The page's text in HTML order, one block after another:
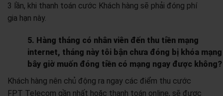
3 lần, khi thanh toán cước Khách hàng sẽ phải đóng phí
gia hạn này.
5. Hàng tháng có nhân viên đến thu tiền mạng
internet, tháng này tôi bận chưa đóng bị khóa mạng
bây giờ muốn đóng tiền có mạng ngay được không?
Khách hàng nên chủ động ra ngay các điểm thu cước
FPT Telecom gần nhất hoặc thanh toán online, sẽ được